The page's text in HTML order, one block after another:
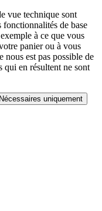
vue technique sont
fonctionnalités de base
à ce que vous
panier ou à vous
est pas possible de
qui en résultent ne sont
Nécessaires uniquement